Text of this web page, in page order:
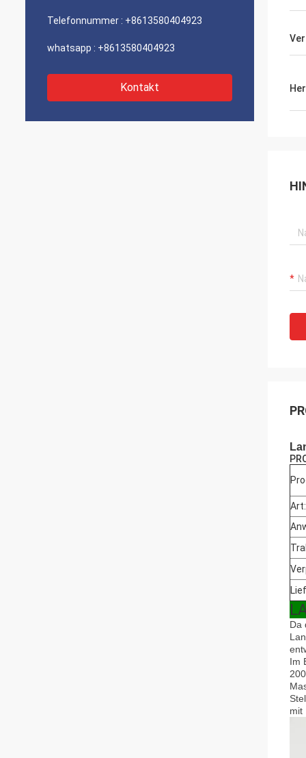
Telefonnummer : +8613580404923
whatsapp : +8613580404923
Kontakt
Art:
Da
Im
mit